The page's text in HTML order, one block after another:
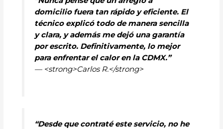
domicilio fuera tan rápido y eficiente. El
técnico explicó todo de manera sencilla
y clara, y además me dejó una garantía
por escrito. Definitivamente, lo mejor
para enfrentar el calor en la CDMX.”
— <strong>Carlos R.</strong>
“Desde que contraté este servicio, no he